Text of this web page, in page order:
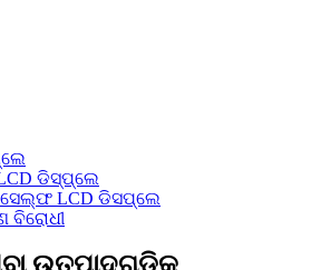
ଡିସ୍‌ପ୍ଲେ
LCD ଡିସପ୍ଲେ
ବିରୋଧୀ